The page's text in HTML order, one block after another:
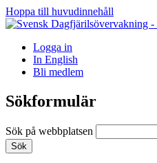
Hoppa till huvudinnehåll
Logga in
In English
Bli medlem
Sökformulär
Sök på webbplatsen